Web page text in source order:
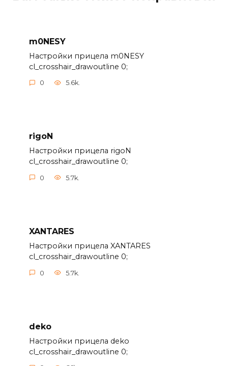
m0NESY
Настройки прицела m0NESY
cl_crosshair_drawoutline 0;
0 5.6k.
rigoN
Настройки прицела rigoN
cl_crosshair_drawoutline 0;
0 5.7k.
XANTARES
Настройки прицела XANTARES
cl_crosshair_drawoutline 0;
0 5.7k.
deko
Настройки прицела deko
cl_crosshair_drawoutline 0;